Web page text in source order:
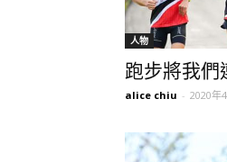
人物
跑步將我們
alice chiu - 2020年